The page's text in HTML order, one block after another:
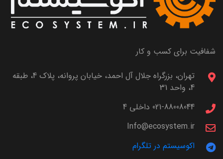
شفافیت برای کسب و کار
تهران، بزرگراه جلال آل احمد، خیابان پروانه، پلاک 4، طبقه
4، واحد 31
021-88008044 داخلی 4
Info@ecosystem.ir
اکوسیستم در تلگرام